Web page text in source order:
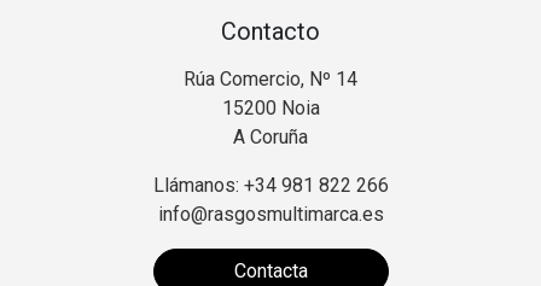
Contacto
Rúa Comercio, Nº 14
15200 Noia
A Coruña
Llámanos: +34 981 822 266
info@rasgosmultimarca.es
Contacta